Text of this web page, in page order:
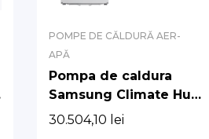
POMPE DE CĂLDURĂ AER-
APĂ
Pompa de caldura
Samsung Climate Hub
Split R32 9 kw cu
30.504,10 lei